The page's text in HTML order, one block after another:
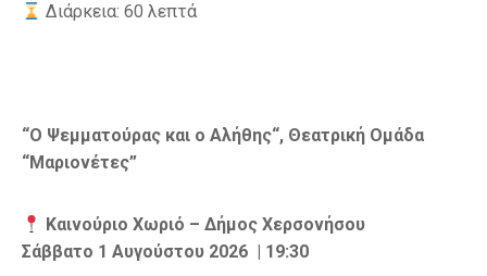
Διάρκεια: 60 λεπτά
“Ο Ψεμματούρας και ο Αλήθης“, Θεατρική Ομάδα
“Μαριονέτες”
Καινούριο Χωριό – Δήμος Χερσονήσου
Σάββατο 1 Αυγούστου 2026 | 19:30